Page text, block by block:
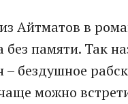
Айтматов в
без памяти. Так
бездушное
можно